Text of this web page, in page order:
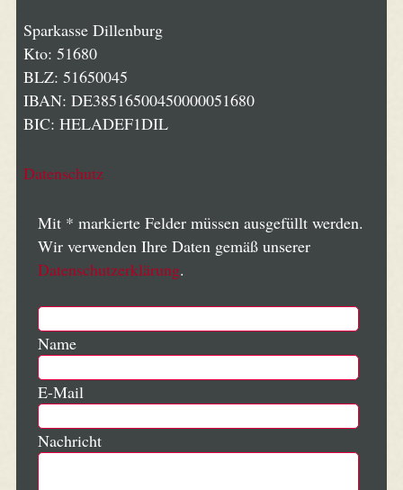
Sparkasse Dillenburg
Kto: 51680
BLZ: 51650045
IBAN: DE38516500450000051680
BIC: HELADEF1DIL
Datenschutz
Mit * markierte Felder müssen ausgefüllt werden.
Wir verwenden Ihre Daten gemäß unserer
Datenschutzerklärung.
Name
E-Mail
Nachricht